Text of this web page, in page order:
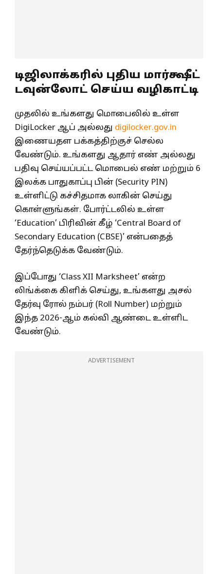
டிஜிலாக்கரில் புதிய மார்க்ஷீட்
டவுன்லோட் செய்ய வழிகாட்டி
முதலில் உங்களது மொபைலில் உள்ள
DigiLocker ஆப் அல்லது digilocker.gov.in
இணையதள பக்கத்திற்குச் செல்ல
வேண்டும். உங்களது ஆதார் எண் அல்லது
பதிவு செய்யப்பட்ட மொபைல் எண் மற்றும் 6
இலக்க பாதுகாப்பு பின் (Security PIN)
உள்ளிட்டு கச்சிதமாக லாகின் செய்து
கொள்ளுங்கள். போர்ட்டலில் உள்ள
‘Education’ பிரிவின் கீழ் ‘Central Board of
Secondary Education (CBSE)’ என்பதைத்
தேர்ந்தெடுக்க வேண்டும்.
இப்போது ‘Class XII Marksheet’ என்ற
லிங்க்கை கிளிக் செய்து, உங்களது அசல்
தேர்வு ரோல் நம்பர் (Roll Number) மற்றும்
இந்த 2026-ஆம் கல்வி ஆண்டை உள்ளிட
வேண்டும்.
ADVERTISEMENT